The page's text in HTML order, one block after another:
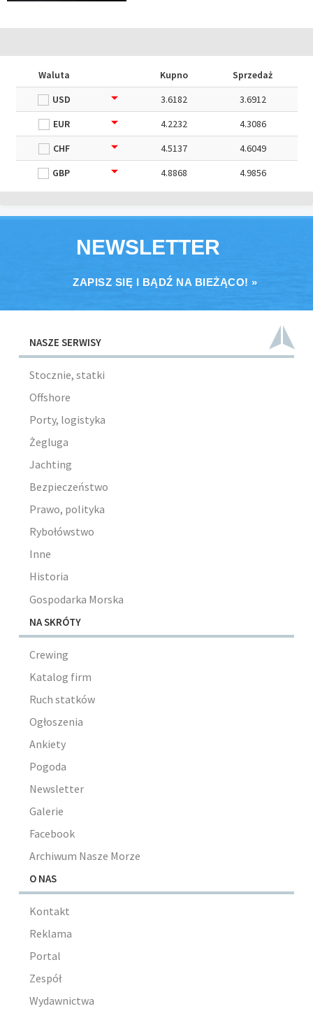
Waluta Kupno
Sprzedaż
USD
3.6182
3.6912
EUR
4.2232
4.3086
CHF
4.5137
4.6049
GBP
4.8868 4.9856
NEWSLETTER
ZAPISZ SIĘ I BĄDŹ NA BIEŻĄCO! »
NASZE SERWISY
Stocznie, statki
Offshore
Porty, logistyka
Żegluga
Jachting
Bezpieczeństwo
Prawo, polityka
Rybołówstwo
Inne
Historia
Gospodarka Morska
NA SKRÓTY
Crewing
Katalog firm
Ruch statków
Ogłoszenia
Ankiety
Pogoda
Newsletter
Galerie
Facebook
Archiwum Nasze Morze
O NAS
Kontakt
Reklama
Portal
Zespół
Wydawnictwa